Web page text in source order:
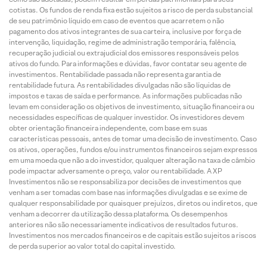
cotistas. Os fundos de renda fixa estão sujeitos a risco de perda substancial
de seu patrimônio líquido em caso de eventos que acarretem o não
pagamento dos ativos integrantes de sua carteira, inclusive por força de
intervenção, liquidação, regime de administração temporária, falência,
recuperação judicial ou extrajudicial dos emissores responsáveis pelos
ativos do fundo. Para informações e dúvidas, favor contatar seu agente de
investimentos. Rentabilidade passada não representa garantia de
rentabilidade futura. As rentabilidades divulgadas não são líquidas de
impostos e taxas de saída e performance. As informações publicadas não
levam em consideração os objetivos de investimento, situação financeira ou
necessidades específicas de qualquer investidor. Os investidores devem
obter orientação financeira independente, com base em suas
características pessoais, antes de tomar uma decisão de investimento. Caso
os ativos, operações, fundos e/ou instrumentos financeiros sejam expressos
em uma moeda que não a do investidor, qualquer alteração na taxa de câmbio
pode impactar adversamente o preço, valor ou rentabilidade. A XP
Investimentos não se responsabiliza por decisões de investimentos que
venham a ser tomadas com base nas informações divulgadas e se exime de
qualquer responsabilidade por quaisquer prejuízos, diretos ou indiretos, que
venham a decorrer da utilização dessa plataforma. Os desempenhos
anteriores não são necessariamente indicativos de resultados futuros.
Investimentos nos mercados financeiros e de capitais estão sujeitos a riscos
de perda superior ao valor total do capital investido.